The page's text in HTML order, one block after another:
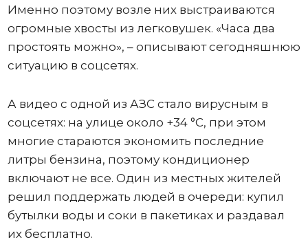
Именно поэтому возле них выстраиваются
огромные хвосты из легковушек. «Часа два
простоять можно», – описывают сегодняшнюю
ситуацию в соцсетях.
А видео с одной из АЗС стало вирусным в
соцсетях: на улице около +34 °C, при этом
многие стараются экономить последние
литры бензина, поэтому кондиционер
включают не все. Один из местных жителей
решил поддержать людей в очереди: купил
бутылки воды и соки в пакетиках и раздавал
их бесплатно.